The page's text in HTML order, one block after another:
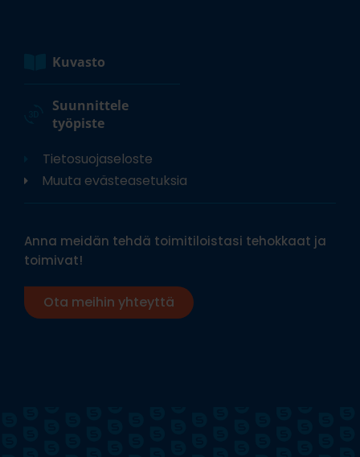
Kuvasto
Suunnittele
työpiste
Tietosuojaseloste
Muuta evästeasetuksia
Anna meidän tehdä toimitiloistasi tehokkaat ja
toimivat!
Ota meihin yhteyttä